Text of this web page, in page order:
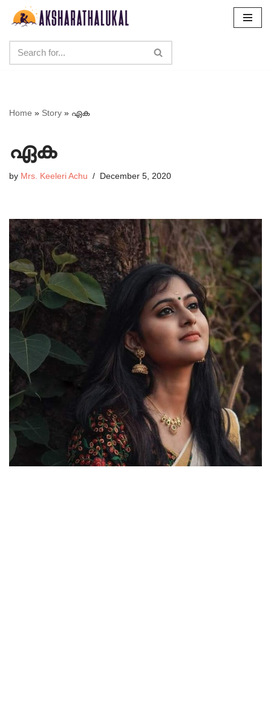
content
Home » Story » ഏക
ഏക
by Mrs. Keeleri Achu December 5, 2020